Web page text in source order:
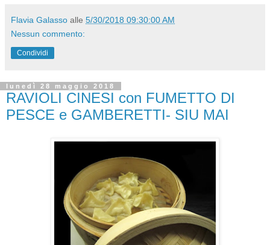
Flavia Galasso alle 5/30/2018 09:30:00 AM
Nessun commento:
Condividi
lunedì 28 maggio 2018
RAVIOLI CINESI con FUMETTO DI
PESCE e GAMBERETTI- SIU MAI